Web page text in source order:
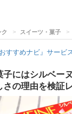
ク スイーツ・菓子
おすすめナビ』サービ
子にはシルベー
さの理由を検証